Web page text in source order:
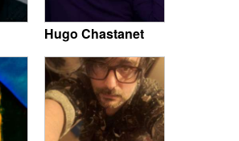
Hugo Chastanet